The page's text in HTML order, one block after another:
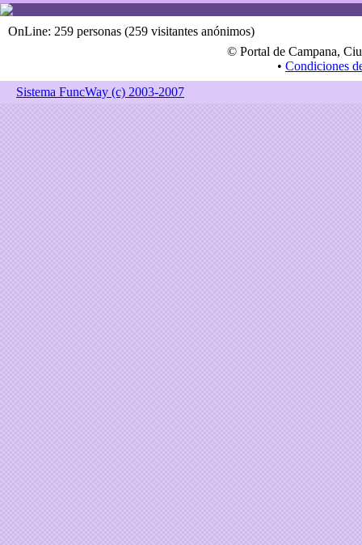
OnLine: 259 personas (259 visitantes anónimos)
© Portal de Campana,
• Condiciones
Sistema FuncWay (c) 2003-2007